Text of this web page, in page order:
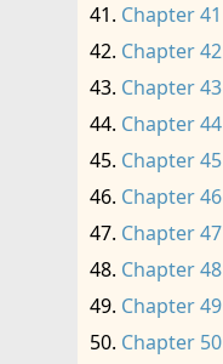
Chapter 41
Chapter 42
Chapter 43
Chapter 44
Chapter 45
Chapter 46
Chapter 47
Chapter 48
Chapter 49
Chapter 50